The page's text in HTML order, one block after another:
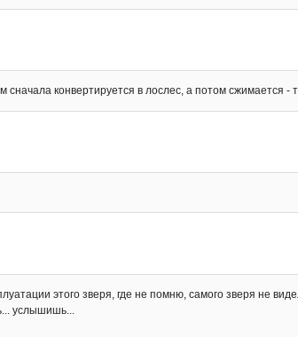
сначала конвертируется в лослес, а потом сжимается -
этого зверя, где не помню, самого зверя не
услышишь...